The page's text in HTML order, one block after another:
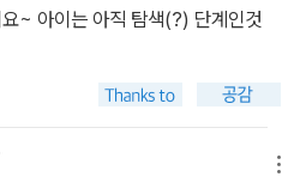
~ 아이는 아직 탐색(?) 단계인것